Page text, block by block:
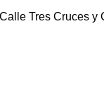
Tres Cruces y